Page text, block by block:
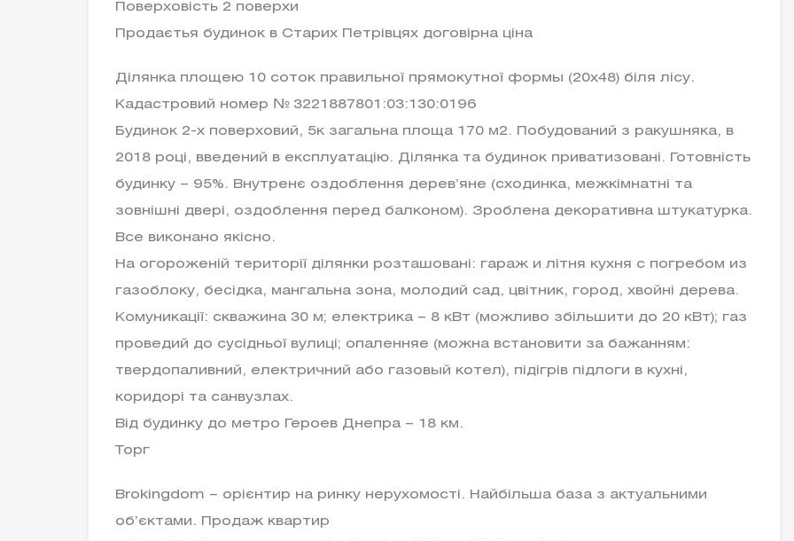
Поверховість 2 поверхи
Продаєтья будинок в Старих Петрівцях договірна ціна
Ділянка площею 10 соток правильної прямокутної формы (20х48) біля лісу.
Кадастровий номер № 3221887801:03:130:0196
Будинок 2-х поверховий, 5к загальна площа 170 м2. Побудований з ракушняка, в
2018 році, введений в експлуатацію. Ділянка та будинок приватизовані. Готовність
будинку – 95%. Внутренє оздоблення дерев’яне (сходинка, межкімнатні та
зовнішні двері, оздоблення перед балконом). Зроблена декоративна штукатурка.
Все виконано якісно.
На огороженій території ділянки розташовані: гараж и літня кухня с погребом из
газоблоку, бесідка, мангальна зона, молодий сад, цвітник, город, хвойні дерева.
Комуникації: скважина 30 м; електрика – 8 кВт (можливо збільшити до 20 кВт); газ
проведий до сусідньої вулиці; опаленняе (можна встановити за бажанням:
твердопаливний, електричний або газовый котел), підігрів підлоги в кухні,
коридорі та санвузлах.
Від будинку до метро Героев Днепра – 18 км.
Торг
Brokingdom – орієнтир на ринку нерухомості. Найбільша база з актуальними
об’єктами. Продаж квартир